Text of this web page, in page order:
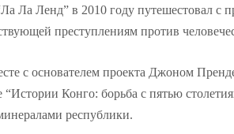
Ла Ленд” в 2010 году путешестовал с
преступлениям против
с основателем проекта Джоном
Конго: борьба с пятью
республики.